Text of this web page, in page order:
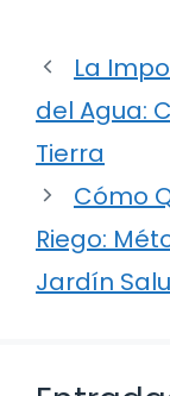
La
del Agua:
Tierra
Cómo
Riego:
Jardín